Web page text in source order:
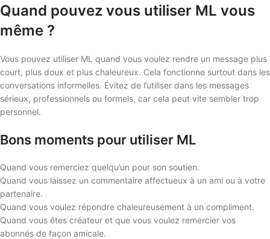
Quand pouvez vous utiliser ML vous
même ?
Vous pouvez utiliser ML quand vous voulez rendre un message plus
court, plus doux et plus chaleureux. Cela fonctionne surtout dans les
conversations informelles. Évitez de l’utiliser dans les messages
sérieux, professionnels ou formels, car cela peut vite sembler trop
personnel.
Bons moments pour utiliser ML
Quand vous remerciez quelqu’un pour son soutien.
Quand vous laissez un commentaire affectueux à un ami ou à votre
partenaire.
Quand vous voulez répondre chaleureusement à un compliment.
Quand vous êtes créateur et que vous voulez remercier vos
abonnés de façon amicale.